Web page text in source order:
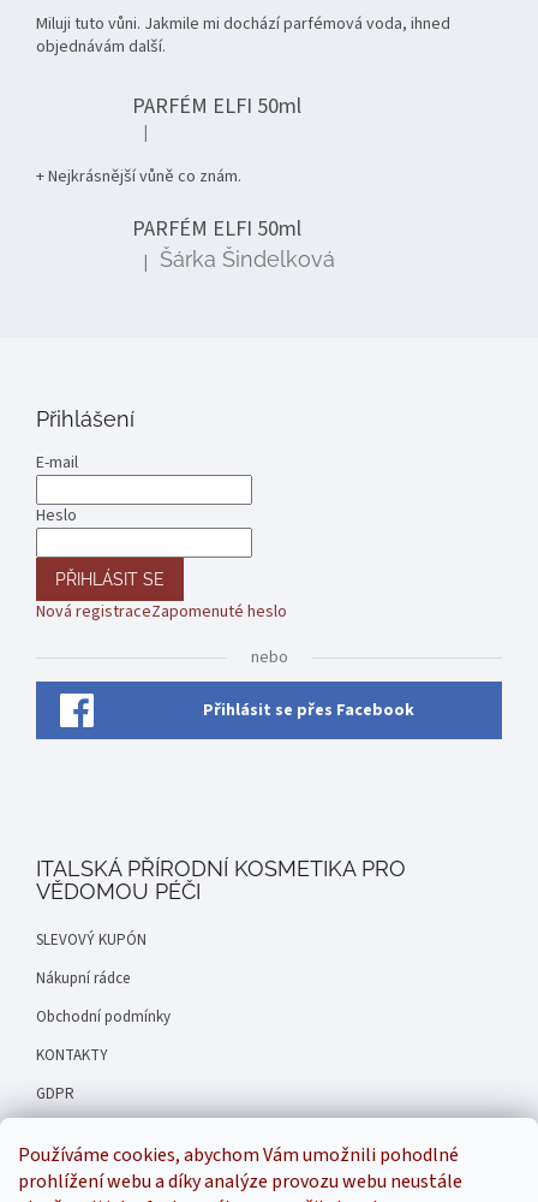
Používáme cookies, abychom Vám umožnili pohodlné
prohlížení webu a díky analýze provozu webu neustále
Miluji tuto vůni. Jakmile mi dochází parfémová voda, ihned
objednávám další.
PARFÉM ELFI 50ml
Hodnocení produktu je 5 z 5 hvězdiček.
|
+ Nejkrásnější vůně co znám.
PARFÉM ELFI 50ml
Hodnocení produktu je 5 z 5 hvězdiček.
| Šárka Šindelková
Přihlášení
E-mail
Heslo
PŘIHLÁSIT SE
Nová registraceZapomenuté heslo
nebo
Přihlásit se přes Facebook
ITALSKÁ PŘÍRODNÍ KOSMETIKA PRO
VĚDOMOU PÉČI
SLEVOVÝ KUPÓN
Nákupní rádce
Obchodní podmínky
KONTAKTY
GDPR
Náš příběh